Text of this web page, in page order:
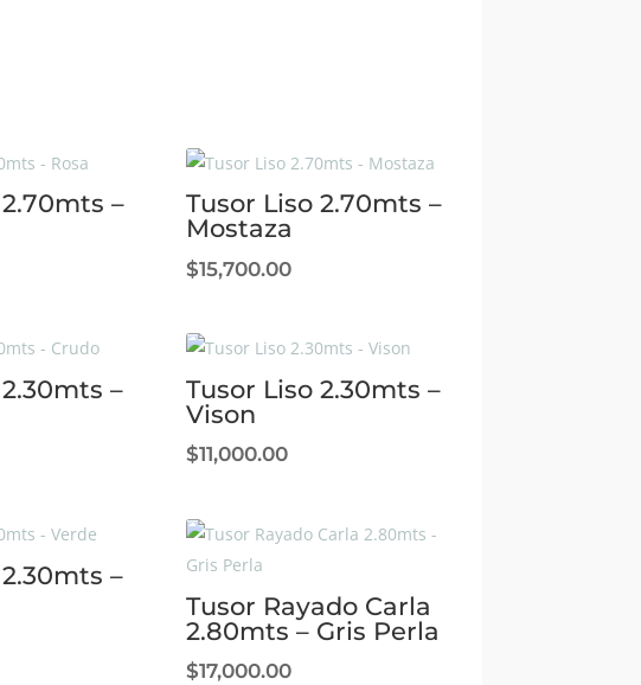
–
Tusor Liso 2.70mts –
Mostaza
$15,700.00
–
Tusor Liso 2.30mts –
Vison
$11,000.00
–
Tusor Rayado Carla
2.80mts – Gris Perla
$17,000.00